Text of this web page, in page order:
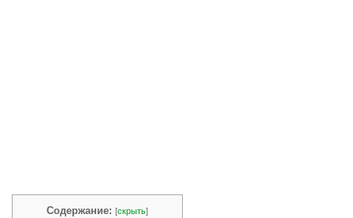
Содержание: [скрыть]